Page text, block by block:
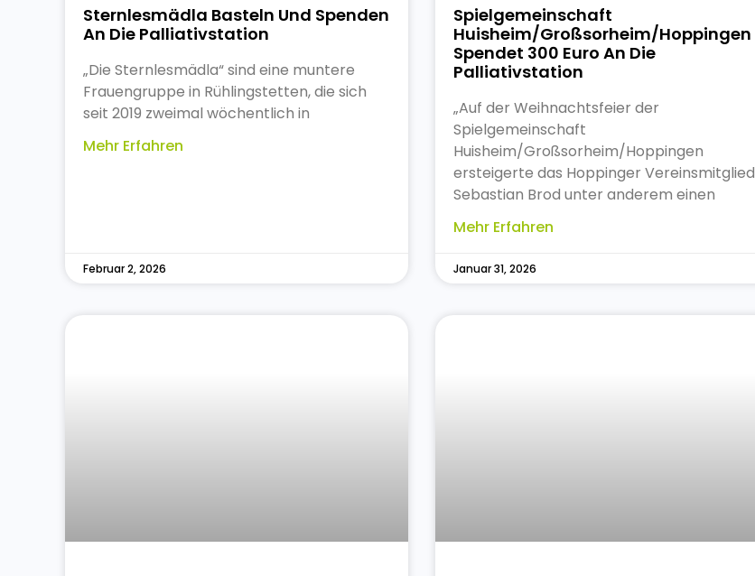
Sternlesmädla Basteln Und Spenden
An Die Palliativstation
„Die Sternlesmädla“ sind eine muntere
Frauengruppe in Rühlingstetten, die sich
seit 2019 zweimal wöchentlich in
Mehr Erfahren
Februar 2, 2026
Spielgemeinschaft
Huisheim/Großsorheim/Hoppingen
Spendet 300 Euro An Die
Palliativstation
„Auf der Weihnachtsfeier der
Spielgemeinschaft
Huisheim/Großsorheim/Hoppingen
ersteigerte das Hoppinger Vereinsmitglied
Sebastian Brod unter anderem einen
Mehr Erfahren
Januar 31, 2026